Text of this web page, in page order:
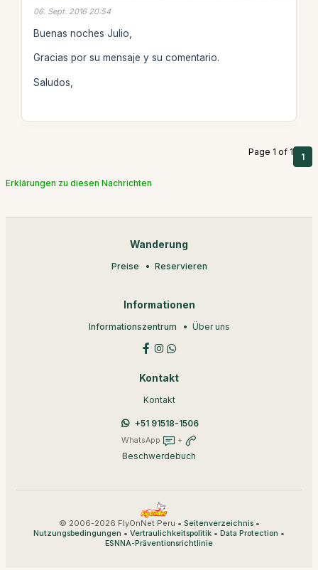
06. Sept. 2016 20:54
Buenas noches Julio,
Gracias por su mensaje y su comentario.
Saludos,
Page 1 of 1 1
Erklärungen zu diesen Nachrichten
Wanderung
Preise Reservieren
Informationen
Informationszentrum Über uns
Kontakt
Kontakt
+51 91518-1506
WhatsApp +
Beschwerdebuch
© 2006-2026 FlyOnNet Peru • Seitenverzeichnis•
Nutzungsbedingungen • Vertraulichkeitspolitik • Data Protection •
ESNNA-Präventionsrichtlinie